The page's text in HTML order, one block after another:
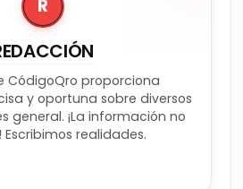
R
CódigoQro proporciona
y oportuna sobre diversos
general. ¡La información no
Escribimos realidades.